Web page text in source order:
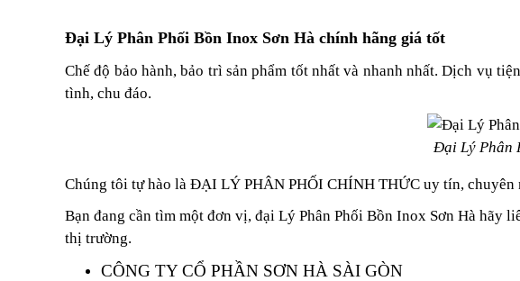
Đại Lý Phân Phối Bồn Inox Sơn Hà chính hãng giá tốt
Chế độ bảo hành, bảo trì sản phẩm tốt nhất và nhanh nhất. Dịch vụ
tình, chu đáo.
Đại Lý Phân
Chúng tôi tự hào là ĐẠI LÝ PHÂN PHỐI CHÍNH THỨC uy tín, chuyên
Bạn đang cần tìm một đơn vị, đại Lý Phân Phối Bồn Inox Sơn Hà hãy
thị trường.
CÔNG TY CỔ PHẦN SƠN HÀ SÀI GÒN